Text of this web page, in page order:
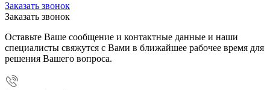
Заказать звонок
Заказать звонок
Оставьте Ваше сообщение и контактные данные и наши
специалисты свяжутся с Вами в ближайшее рабочее время для
решения Вашего вопроса.